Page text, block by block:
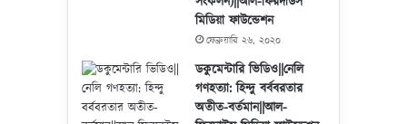
মিডিয়া ফাউন্ডেশন
ফেব্রুয়ারি ২৬, ২০২০
ডকুমেন্টারি ভিডিও||নেলি
গণহত্যা: হিন্দু বর্ববরতার
অতীত-বর্তমান||আল-